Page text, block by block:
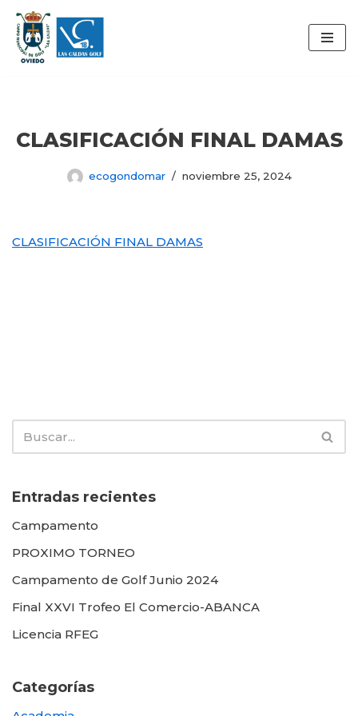
Saltar
al
CLASIFICACIÓN FINAL DAMAS
ecogondomar noviembre 25, 2024
CLASIFICACIÓN FINAL DAMAS
Entradas recientes
Campamento
PROXIMO TORNEO
Campamento de Golf Junio 2024
Final XXVI Trofeo El Comercio-ABANCA
Licencia RFEG
Categorías